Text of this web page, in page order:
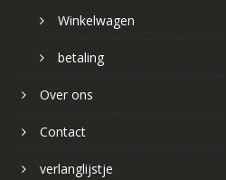
Winkelwagen
betaling
Over ons
Contact
verlanglijstje